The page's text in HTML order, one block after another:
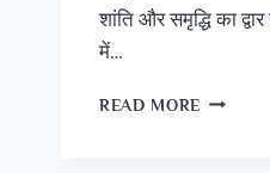
शांति और समृद्धि का
में…
READ MORE